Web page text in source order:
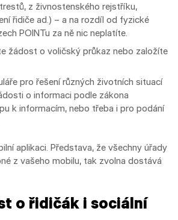
z živnostenského rejstříku,
řidiče ad.) – a na rozdíl od fyzické
POINTu za ně nic neplatíte.
žádost o voličský průkaz nebo založíte
pro řešení různých životních situací
o informaci podle zákona
k informacím, nebo třeba i pro podání
aplikaci. Představa, že všechny úřady
z vašeho mobilu, tak zvolna dostává
o řidičák i sociální